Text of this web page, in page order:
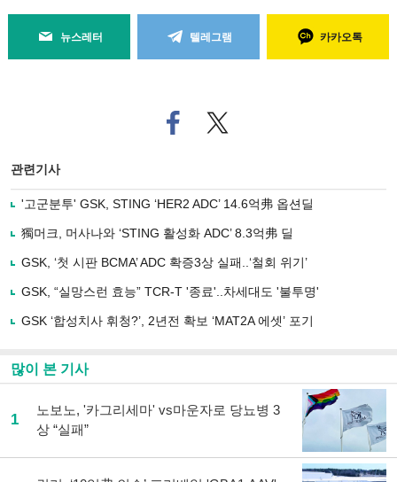
뉴스레터 텔레그램 카카오톡
페
이
로
사
유
기
트위
터로
관련기사
'고군분투' GSK, STING ‘HER2 ADC’ 14.6억弗 옵션딜
獨머크, 머사나와 ‘STING 활성화 ADC’ 8.3억弗 딜
GSK, ‘첫 시판 BCMA’ ADC 확증3상 실패..‘철회 위기’
GSK, “실망스런 효능” TCR-T '종료'..차세대도 '불투명'
GSK ‘합성치사 휘청?’, 2년전 확보 ‘MAT2A 에셋’ 포기
많이 본 기사
1
노보노, '카그리세마' vs마운자로 당뇨병 3
상 “실패”